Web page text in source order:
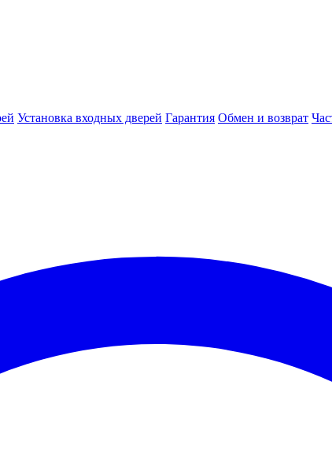
Установка входных дверей Гарантия Обмен и возврат